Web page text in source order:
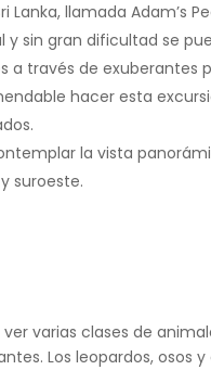
llamada Adam’s
sin gran dificultad se
a través de exuberantes
hacer esta
la vista
suroeste.
varias clases de
Los leopardos, osos